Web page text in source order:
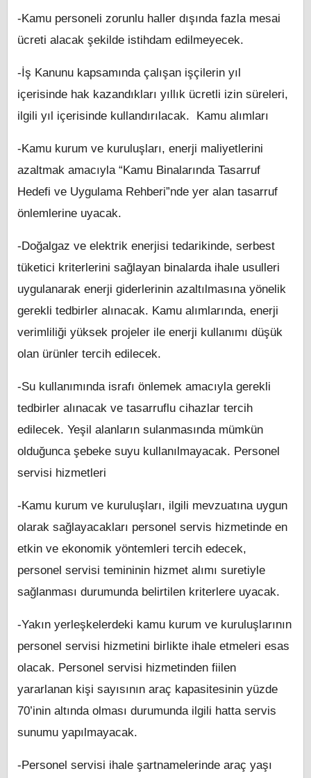
-Kamu personeli zorunlu haller dışında fazla mesai
ücreti alacak şekilde istihdam edilmeyecek.
-İş Kanunu kapsamında çalışan işçilerin yıl
içerisinde hak kazandıkları yıllık ücretli izin süreleri,
ilgili yıl içerisinde kullandırılacak. Kamu alımları
-Kamu kurum ve kuruluşları, enerji maliyetlerini
azaltmak amacıyla “Kamu Binalarında Tasarruf
Hedefi ve Uygulama Rehberi”nde yer alan tasarruf
önlemlerine uyacak.
-Doğalgaz ve elektrik enerjisi tedarikinde, serbest
tüketici kriterlerini sağlayan binalarda ihale usulleri
uygulanarak enerji giderlerinin azaltılmasına yönelik
gerekli tedbirler alınacak. Kamu alımlarında, enerji
verimliliği yüksek projeler ile enerji kullanımı düşük
olan ürünler tercih edilecek.
-Su kullanımında israfı önlemek amacıyla gerekli
tedbirler alınacak ve tasarruflu cihazlar tercih
edilecek. Yeşil alanların sulanmasında mümkün
olduğunca şebeke suyu kullanılmayacak. Personel
servisi hizmetleri
-Kamu kurum ve kuruluşları, ilgili mevzuatına uygun
olarak sağlayacakları personel servis hizmetinde en
etkin ve ekonomik yöntemleri tercih edecek,
personel servisi temininin hizmet alımı suretiyle
sağlanması durumunda belirtilen kriterlere uyacak.
-Yakın yerleşkelerdeki kamu kurum ve kuruluşlarının
personel servisi hizmetini birlikte ihale etmeleri esas
olacak. Personel servisi hizmetinden fiilen
yararlanan kişi sayısının araç kapasitesinin yüzde
70’inin altında olması durumunda ilgili hatta servis
sunumu yapılmayacak.
-Personel servisi ihale şartnamelerinde araç yaşı